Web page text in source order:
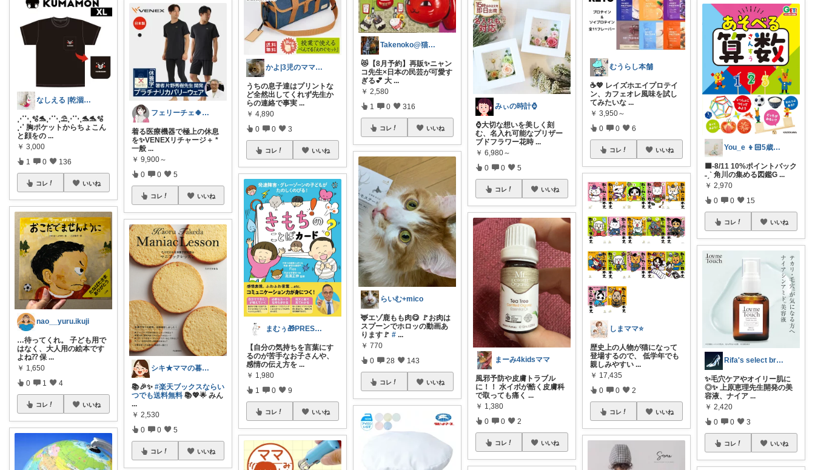
なしえる |乾涸びたマーメイド
⋰⋱🫧🐬⋰⋱⛱️⋰⋱🐬🐬🫧
⋰ 胸ポケットからちょこん
と顔をの ...
￥ 3,000
1 0 136
コレ いいね
nao__yuru.ikuji
…待ってくれ。 子ども用で
はなく、大人用の絵本です
よね⁇ 保 ...
￥ 1,650
0 1 4
コレ いいね
フェリーチェ🍀いいね購入ありがとう🌸
着る医療機器で極上の休息
を✨VENEXリチャージ＋ *
一般 ...
￥ 9,900～
0 0 5
コレ いいね
シキ★ママの暮らし、キッズ
📚🎉✨#楽天ブックスならい
つでも送料無料 📚💖🌟 みん
...
￥ 2,530
0 0 5
コレ いいね
かよ|3児のママ子育てに奮闘中
うちの息子達はプリントな
ど全然出してくれず先生か
らの連絡で事実 ...
￥ 4,890
0 0 3
コレ いいね
まむぅ🎁PRESENT LUVIT.
【自分の気持ちを言葉にす
るのが苦手なお子さんや、
感情の伝え方を ...
￥ 1,980
1 0 9
コレ いいね
Takenoko@猫関連グッズ中心です！
😻【8月予約】再販✨ニャン
コ先生×日本の民芸が可愛す
ぎる💕 大 ...
￥ 2,580
1 0 316
コレ いいね
らいむ+mico
🦌エゾ鹿もも肉😋 🚩お肉は
スプーンでホロッの動画あ
ります🚩# ...
￥ 770
0 28 143
コレ いいね
みぃの時計⌚
⌚大切な想いを美しく刻
む、名入れ可能なプリザー
ブドフラワー花時 ...
￥ 6,980～
0 0 5
コレ いいね
まーみ4kidsママ
風邪予防や皮膚トラブル
に！！ 水イボが酷く皮膚科
で取っても痛く ...
￥ 1,380
0 0 2
コレ いいね
むうらし本舗
☕️💖 レイズホエイプロテイ
ン、カフェオレ風味を試し
てみたいな ...
￥ 3,950～
0 0 6
コレ いいね
しまママ⭐
歴史上の人物が猫になって
登場するので、 低学年でも
親しみやすい ...
￥ 17,435
0 0 2
コレ いいね
You_e 👦🏻5歳息子
🟦-8/11 10%ポイントバック
˗ˏˋ 角川の集める図鑑G ...
￥ 2,970
0 0 15
コレ いいね
Rifa's select branch
✨毛穴ケアやオイリー肌に
◎✨ 上原恵理先生開発の美
容液、ナイア ...
￥ 2,420
0 0 3
コレ いいね